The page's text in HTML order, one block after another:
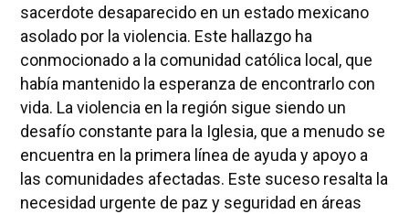
sacerdote desaparecido en un estado mexicano
asolado por la violencia. Este hallazgo ha
conmocionado a la comunidad católica local, que
había mantenido la esperanza de encontrarlo con
vida. La violencia en la región sigue siendo un
desafío constante para la Iglesia, que a menudo se
encuentra en la primera línea de ayuda y apoyo a
las comunidades afectadas. Este suceso resalta la
necesidad urgente de paz y seguridad en áreas